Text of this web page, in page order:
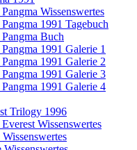
Pangma Wissenswertes
Pangma 1991 Tagebuch
Pangma Buch
Pangma 1991 Galerie 1
Pangma 1991 Galerie 2
Pangma 1991 Galerie 3
Pangma 1991 Galerie 4
Trilogy 1996
Wissenswertes